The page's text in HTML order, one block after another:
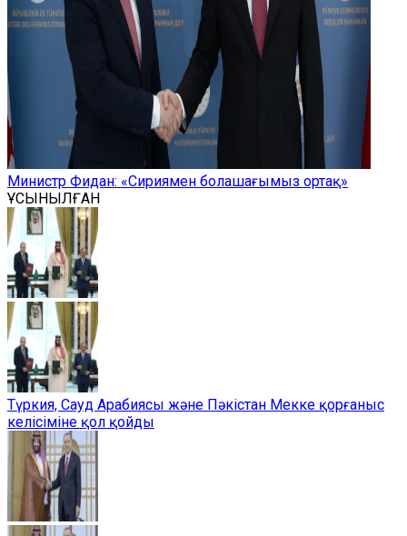
Министр Фидан: «Сириямен болашағымыз ортақ»
ҰСЫНЫЛҒАН
Түркия, Сауд Арабиясы және Пәкістан Мекке қорғаныс
келісіміне қол қойды